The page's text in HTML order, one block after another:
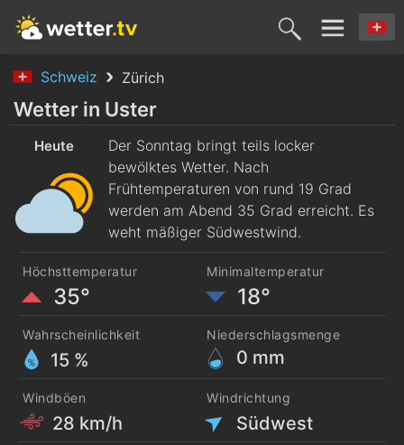
Schweiz Zürich
Heute
9. Aug.
Morgen
10. Aug. 11. Aug. 12. Aug.
Wetter in Uster
Heute
Der Sonntag bringt teils locker
bewölktes Wetter. Nach
Frühtemperaturen von rund 19 Grad
werden am Abend 35 Grad erreicht. Es
weht mäßiger Südwestwind.
Höchsttemperatur
35°
Minimaltemperatur
18°
Wahrscheinlichkeit
15 %
Niederschlagsmenge
0 mm
Windböen
28 km/h
Windrichtung
Südwest